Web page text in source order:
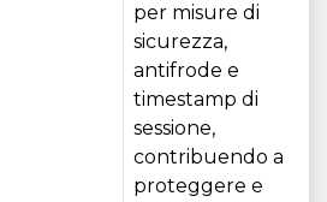
per misure di
sicurezza,
antifrode e
timestamp di
sessione,
contribuendo a
proteggere e